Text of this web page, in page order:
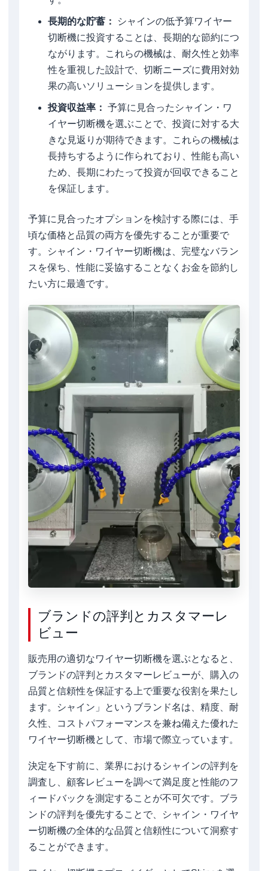
長期的な貯蓄：
シャインの低予算ワイヤー
切断機に投資することは、長期的な節約につ
ながります。これらの機械は、耐久性と効率
性を重視した設計で、切断ニーズに費用対効
果の高いソリューションを提供します。
投資収益率： 予算に見合ったシャイン・ワ
イヤー切断機を選ぶことで、投資に対する大
きな見返りが期待できます。これらの機械は
長持ちするように作られており、性能も高い
ため、長期にわたって投資が回収できること
を保証します。
予算に見合ったオプションを検討する際には、手
頃な価格と品質の両方を優先することが重要で
す。シャイン・ワイヤー切断機は、完璧なバラン
スを保ち、性能に妥協することなくお金を節約し
たい方に最適です。
ブランドの評判とカスタマーレ
ビュー
販売用の適切なワイヤー切断機を選ぶとなると、
ブランドの評判とカスタマーレビューが、購入の
品質と信頼性を保証する上で重要な役割を果たし
ます。シャイン」というブランド名は、精度、耐
久性、コストパフォーマンスを兼ね備えた優れた
ワイヤー切断機として、市場で際立っています。
決定を下す前に、業界におけるシャインの評判を
調査し、顧客レビューを調べて満足度と性能のフ
ィードバックを測定することが不可欠です。ブラ
ンドの評判を優先することで、シャイン・ワイヤ
ー切断機の全体的な品質と信頼性について洞察す
ることができます。